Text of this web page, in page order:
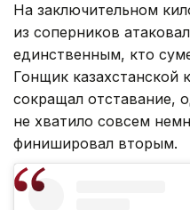
На заключительном
из соперников
единственным, кто
Гонщик казахстанской
сокращал отставание,
не хватило совсем
финишировал вторым.